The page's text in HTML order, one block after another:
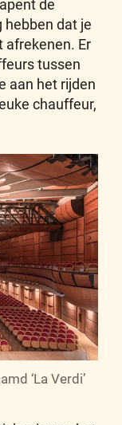
de
dat je
afrekenen. Er
tussen
aan het rijden
chauffeur,
‘La Verdi’